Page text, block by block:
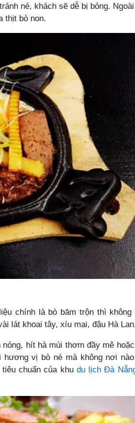
né, khách sẽ dễ bị bỏng.
thịt bò non.
chính là bò băm trộn thì không
lát khoai tây, xíu mại, đậu Hà
hít hà mùi thơm đầy mê
vị bò né mà không nơi
chuẩn của khu du lịch Đà